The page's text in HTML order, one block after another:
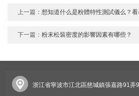
上一篇：想知道什么是粉體特性測試儀么？
下一篇：粉末松裝密度的影響因素有哪些？
浙江省寧波市江北區慈城鎮張嘉路91弄